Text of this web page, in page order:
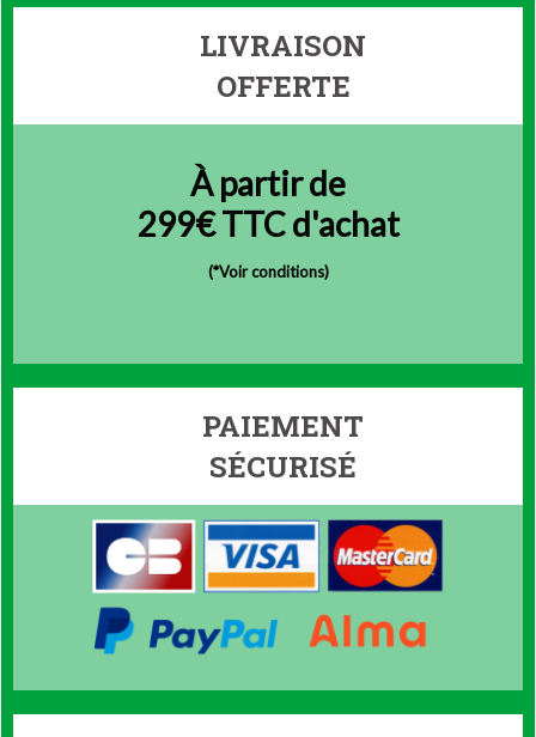
LIVRAISON
OFFERTE
À partir de
299€ TTC d'achat
(*Voir conditions)
PAIEMENT
SÉCURISÉ